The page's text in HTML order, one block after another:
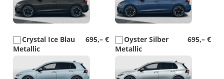
695,– €
Crystal Ice Blau
Metallic
695,– €
Oyster Silber
Metallic